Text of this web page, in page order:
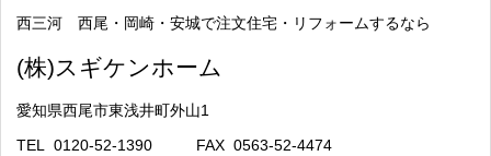
西三河 西尾・岡崎・安城で注文住宅・リフォームするなら
(株)スギケンホーム
愛知県西尾市東浅井町外山1
TEL 0120-52-1390 FAX 0563-52-4474